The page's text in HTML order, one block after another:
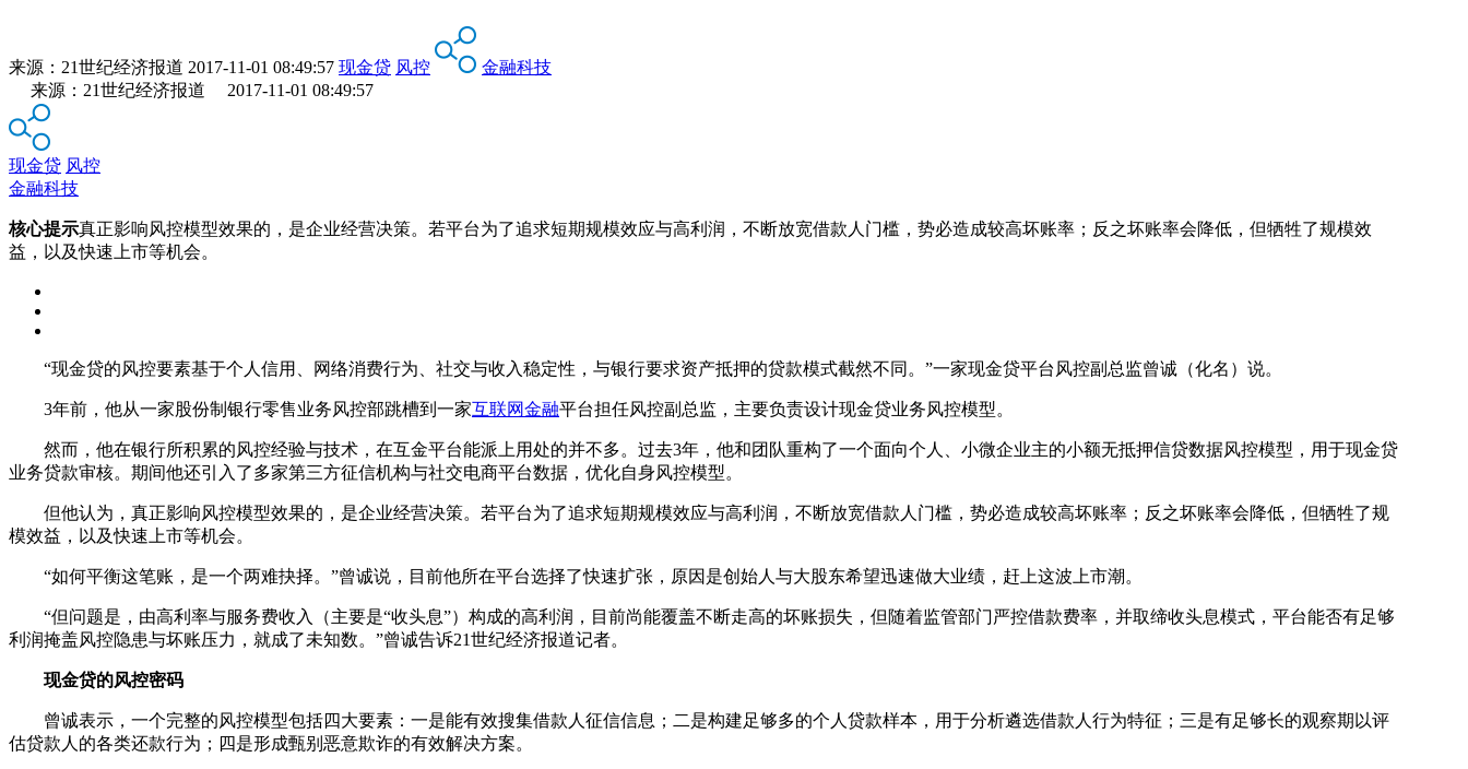
来源： 21世纪经济报道 2017-11-01 08:49:57 现金贷 风控
金融科技
来源：21世纪经济报道 2017-11-01 08:49:57
现金贷 风控
金融科技
核心提示真正影响风控模型效果的，是企业经营决策。若平台为了追求短期规模效应与高利润，不断放宽借款人门槛，势必造成较高坏账率；反之坏账率会降低，但牺牲了规模效
益，以及快速上市等机会。
“现金贷的风控要素基于个人信用、网络消费行为、社交与收入稳定性，与银行要求资产抵押的贷款模式截然不同。”一家现金贷平台风控副总监曾诚（化名）说。
3年前，他从一家股份制银行零售业务风控部跳槽到一家互联网金融平台担任风控副总监，主要负责设计现金贷业务风控模型。
然而，他在银行所积累的风控经验与技术，在互金平台能派上用处的并不多。过去3年，他和团队重构了一个面向个人、小微企业主的小额无抵押信贷数据风控模型，用于现金贷
业务贷款审核。期间他还引入了多家第三方征信机构与社交电商平台数据，优化自身风控模型。
但他认为，真正影响风控模型效果的，是企业经营决策。若平台为了追求短期规模效应与高利润，不断放宽借款人门槛，势必造成较高坏账率；反之坏账率会降低，但牺牲了规
模效益，以及快速上市等机会。
“如何平衡这笔账，是一个两难抉择。”曾诚说，目前他所在平台选择了快速扩张，原因是创始人与大股东希望迅速做大业绩，赶上这波上市潮。
“但问题是，由高利率与服务费收入（主要是“收头息”）构成的高利润，目前尚能覆盖不断走高的坏账损失，但随着监管部门严控借款费率，并取缔收头息模式，平台能否有足够
利润掩盖风控隐患与坏账压力，就成了未知数。”曾诚告诉21世纪经济报道记者。
现金贷的风控密码
曾诚表示，一个完整的风控模型包括四大要素：一是能有效搜集借款人征信信息；二是构建足够多的个人贷款样本，用于分析遴选借款人行为特征；三是有足够长的观察期以评
估贷款人的各类还款行为；四是形成甄别恶意欺诈的有效解决方案。